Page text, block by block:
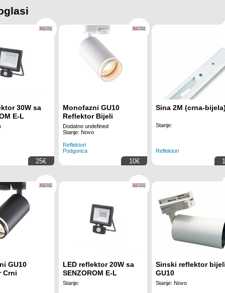
30W sa
E-L
25€
Monofazni GU10
Reflektor Bijeli
Dodatno undefined
Stanje: Novo
Reflektori
Podgorica
10€
Sina 2M (crna-
Stanje:
Reflektori
GU10
Crni
LED reflektor 20W sa
SENZOROM E-L
Stanje:
Sinski reflektor
GU10
Stanje: Novo